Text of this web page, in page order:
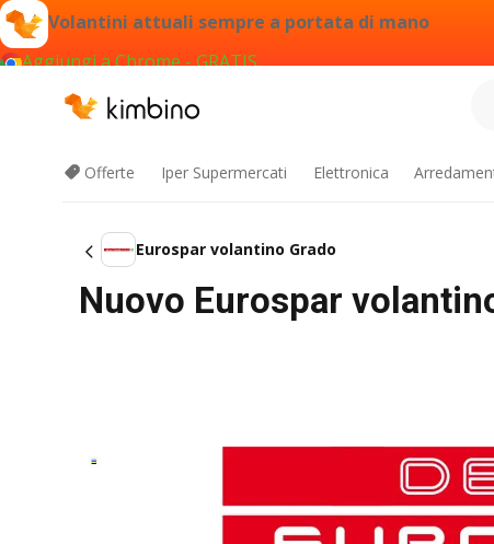
Volantini attuali sempre a portata di mano
Aggiungi a Chrome - GRATIS
Offerte Iper Supermercati Elettronica
Eurospar volantino Grado
Nuovo Eurospar